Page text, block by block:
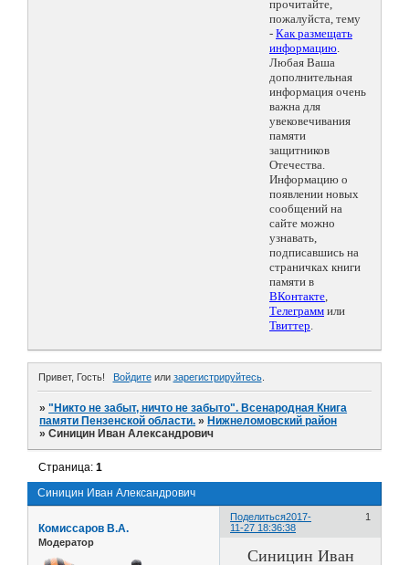
прочитайте,
пожалуйста, тему
- Как размещать
информацию.
Любая Ваша
дополнительная
информация очень
важна для
увековечивания
памяти
защитников
Отечества.
Информацию о
появлении новых
сообщений на
сайте можно
узнавать,
подписавшись на
страничках книги
памяти в
ВКонтакте,
Телеграмм или
Твиттер.
Привет, Гость! Войдитеили зарегистрируйтесь.
»"Никто не забыт, ничто не забыто". Всенародная Книга
памяти Пензенской области. » Нижнеломовский район
»Синицин Иван Александрович
Синицин Иван Александрович
Страница:1
Поделиться 1
2017-
11-27 18:36:38
Комиссаров В.А.
Модератор
Синицин Иван